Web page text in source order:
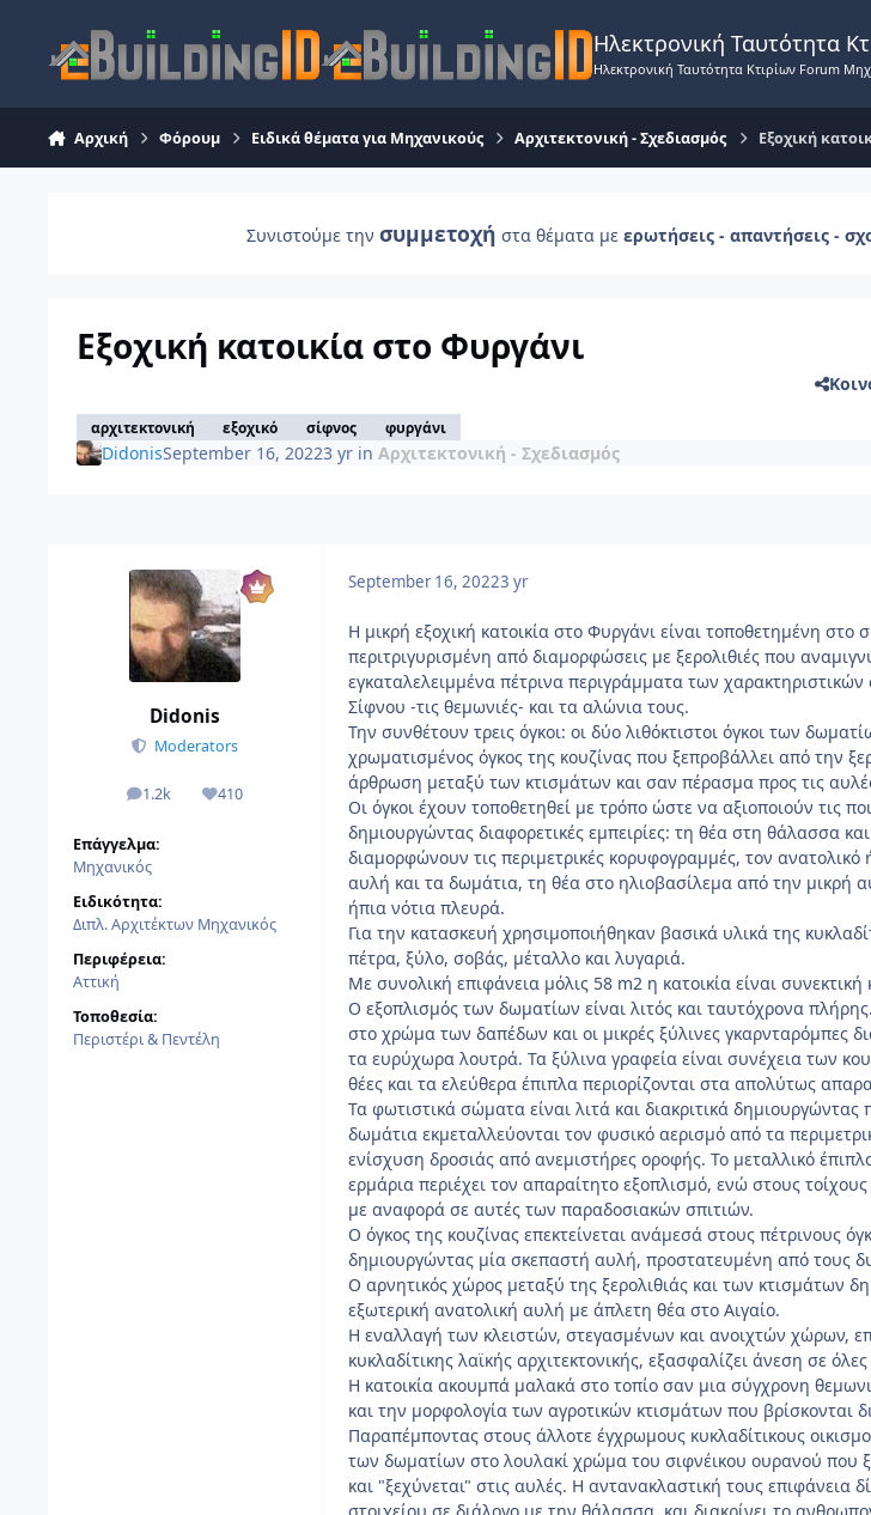
Ηλεκτρονική Ταυτότητα
Ηλεκτρονική Ταυτότητα Κτιρίων Forum
Αρχική Φόρουμ Ειδικά θέματα για Μηχανικούς Αρχιτεκτονική - Σχεδιασμός Εξοχική
Συνιστούμε τηνσυμμετοχή στα θέματα με ερωτήσεις - απαντήσεις -
Εξοχική κατοικία στο Φυργάνι
αρχιτεκτονική εξοχικό σίφνος φυργάνι
DidonisSeptember 16, 20223 yrin Αρχιτεκτονική - Σχεδιασμός
Didonis
Moderators
1.2k
αναρτήσεις410
Reputation
Επάγγελμα:
Μηχανικός
Ειδικότητα:
Διπλ. Αρχιτέκτων Μηχανικός
Περιφέρεια:
Αττική
Τοποθεσία:
Περιστέρι & Πεντέλη
September 16, 20223 yr
Η μικρή εξοχική κατοικία στο Φυργάνι είναι τοποθετημένη στο
περιτριγυρισμένη από διαμορφώσεις με ξερολιθιές που
εγκαταλελειμμένα πέτρινα περιγράμματα των
Σίφνου -τις θεμωνιές- και τα αλώνια τους.
Την συνθέτουν τρεις όγκοι: οι δύο λιθόκτιστοι όγκοι των
χρωματισμένος όγκος της κουζίνας που ξεπροβάλλει από την
άρθρωση μεταξύ των κτισμάτων και σαν πέρασμα προς τις
Οι όγκοι έχουν τοποθετηθεί με τρόπο ώστε να αξιοποιούν τις
δημιουργώντας διαφορετικές εμπειρίες: τη θέα στη θάλασσα
διαμορφώνουν τις περιμετρικές κορυφογραμμές, τον ανατολικό
αυλή και τα δωμάτια, τη θέα στο ηλιοβασίλεμα από την μικρή
ήπια νότια πλευρά.
Για την κατασκευή χρησιμοποιήθηκαν βασικά υλικά της
πέτρα, ξύλο, σοβάς, μέταλλο και λυγαριά.
Με συνολική επιφάνεια μόλις 58 m2 η κατοικία είναι συνεκτική
Ο εξοπλισμός των δωματίων είναι λιτός και ταυτόχρονα
στο χρώμα των δαπέδων και οι μικρές ξύλινες γκαρνταρόμπες
τα ευρύχωρα λουτρά. Τα ξύλινα γραφεία είναι συνέχεια των
θέες και τα ελεύθερα έπιπλα περιορίζονται στα απολύτως
Τα φωτιστικά σώματα είναι λιτά και διακριτικά
δωμάτια εκμεταλλεύονται τον φυσικό αερισμό από τα
ενίσχυση δροσιάς από ανεμιστήρες οροφής. Το μεταλλικό
ερμάρια περιέχει τον απαραίτητο εξοπλισμό, ενώ στους
με αναφορά σε αυτές των παραδοσιακών σπιτιών.
Ο όγκος της κουζίνας επεκτείνεται ανάμεσά στους πέτρινους
δημιουργώντας μία σκεπαστή αυλή, προστατευμένη από τους
Ο αρνητικός χώρος μεταξύ της ξερολιθιάς και των κτισμάτων
εξωτερική ανατολική αυλή με άπλετη θέα στο Αιγαίο.
Η εναλλαγή των κλειστών, στεγασμένων και ανοιχτών χώρων,
κυκλαδίτικης λαϊκής αρχιτεκτονικής, εξασφαλίζει άνεση σε
Η κατοικία ακουμπά μαλακά στο τοπίο σαν μια σύγχρονη
και την μορφολογία των αγροτικών κτισμάτων που βρίσκονται
Παραπέμποντας στους άλλοτε έγχρωμους κυκλαδίτικους
των δωματίων στο λουλακί χρώμα του σιφνέικου ουρανού που
και "ξεχύνεται" στις αυλές. Η αντανακλαστική τους επιφάνεια